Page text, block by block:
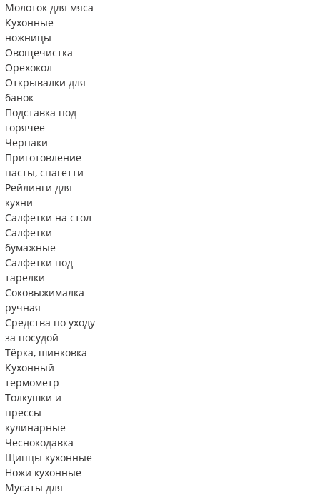
Молоток для мяса
Кухонные
ножницы
Овощечистка
Орехокол
Открывалки для
банок
Подставка под
горячее
Черпаки
Приготовление
пасты, спагетти
Рейлинги для
кухни
Салфетки на стол
Салфетки
бумажные
Салфетки под
тарелки
Соковыжималка
ручная
Средства по уходу
за посудой
Тëрка, шинковка
Кухонный
термометр
Толкушки и
прессы
кулинарные
Чеснокодавка
Щипцы кухонные
Ножи кухонные
Мусаты для